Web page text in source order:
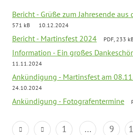
Bericht - Grüße zum Jahresende aus
571 kB
10.12.2024
Bericht - Martinsfest 2024 PDF, 233
Information - Ein großes
11.11.2024
Ankündigung - Martinsfest am
24.10.2024
Ankündigung - Fotografentermine
1 ... 9